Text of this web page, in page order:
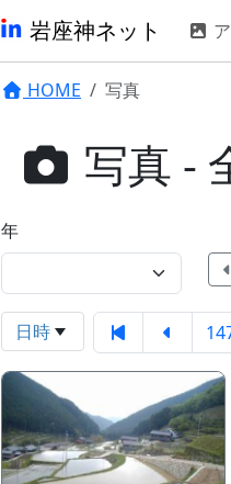
岩座神ネット
HOME 写真
写真 -
年
日時